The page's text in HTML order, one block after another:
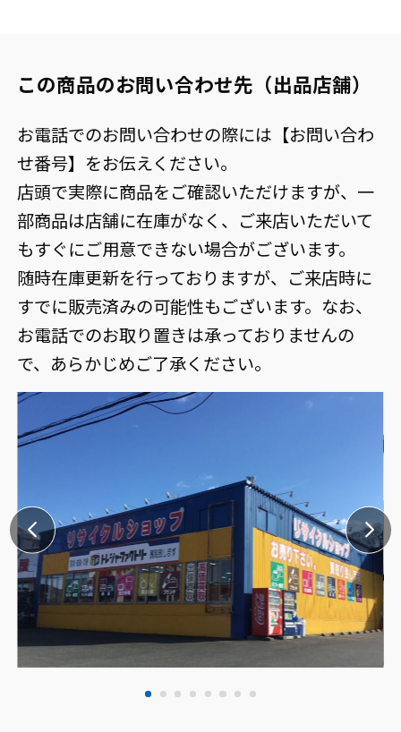
この商品のお問い合わせ先（出品店舗）
お電話でのお問い合わせの際には【お問い合わ
せ番号】をお伝えください。
店頭で実際に商品をご確認いただけますが、一
部商品は店舗に在庫がなく、ご来店いただいて
もすぐにご用意できない場合がございます。
随時在庫更新を行っておりますが、ご来店時に
すでに販売済みの可能性もございます。なお、
お電話でのお取り置きは承っておりませんの
で、あらかじめご了承ください。